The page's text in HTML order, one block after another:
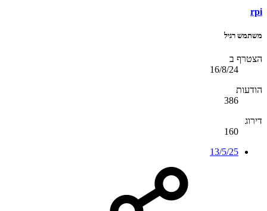
rpi
משתמש רגיל
הצטרף ב
16/8/24
הודעות
386
דירוג
160
13/5/25